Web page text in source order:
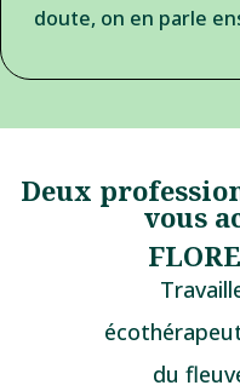
doute, on en parle
Deux
vous
du